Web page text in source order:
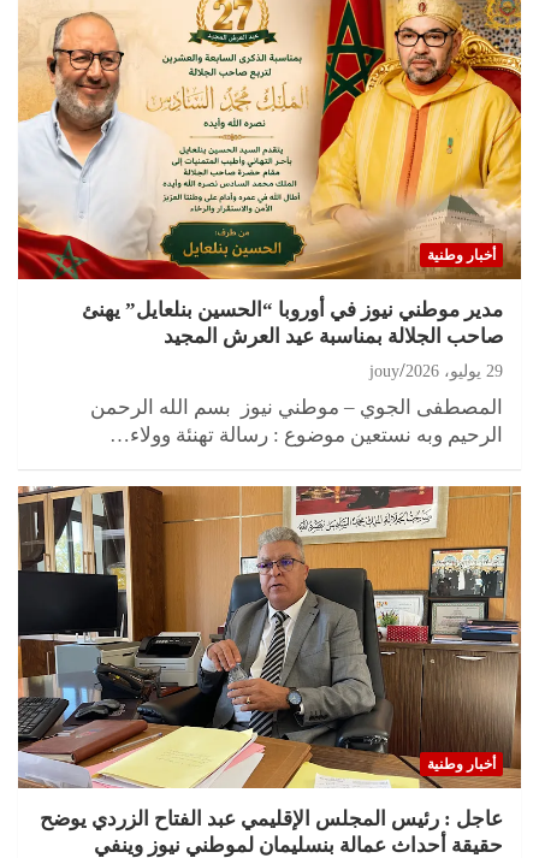
أخبار وطنية
مدير موطني نيوز في أوروبا “الحسين بنلعايل” يهنئ
صاحب الجلالة بمناسبة عيد العرش المجيد
29 يوليو، 2026 jouy
المصطفى الجوي – موطني نيوز بسم الله الرحمن
الرحيم وبه نستعين موضوع : رسالة تهنئة وولاء…
أخبار وطنية
عاجل : رئيس المجلس الإقليمي عبد الفتاح الزردي يوضح
حقيقة أحداث عمالة بنسليمان لموطني نيوز وينفي